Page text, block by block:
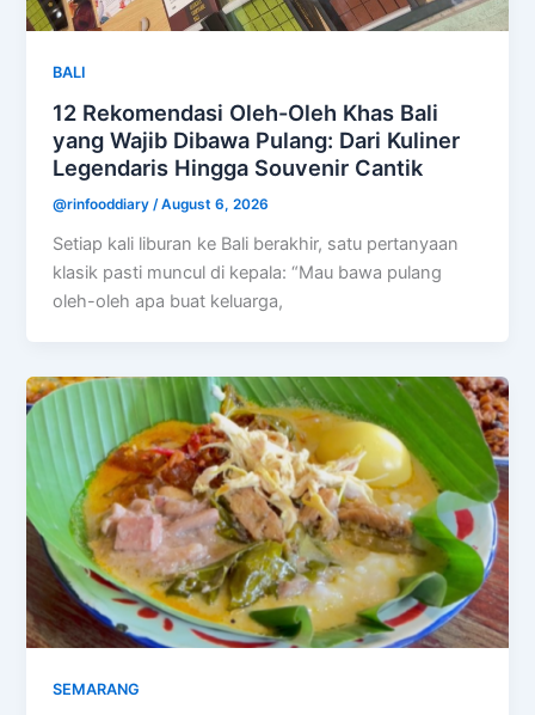
BALI
12 Rekomendasi Oleh-Oleh Khas Bali
yang Wajib Dibawa Pulang: Dari Kuliner
Legendaris Hingga Souvenir Cantik
@rinfooddiary/August 6, 2026
Setiap kali liburan ke Bali berakhir, satu pertanyaan
klasik pasti muncul di kepala: “Mau bawa pulang
oleh-oleh apa buat keluarga,
SEMARANG